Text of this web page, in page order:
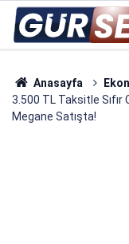
Anasayfa
3.500 TL Taksitle Sıfır
Megane Satışta!